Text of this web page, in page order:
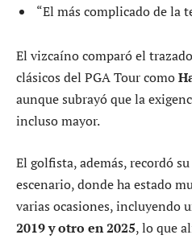
“El más complicado de la
El vizcaíno comparó el
clásicos del PGA Tour como
aunque subrayó que la
incluso mayor.
El golfista, además, recordó
escenario, donde ha estado
varias ocasiones, incluyendo
2019 y otro en 2025, lo que